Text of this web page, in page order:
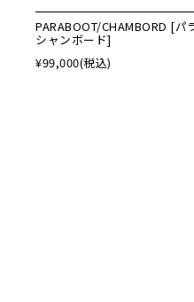
PARABOOT/CHAMBORD [
シャンボード]
¥99,000(税込)